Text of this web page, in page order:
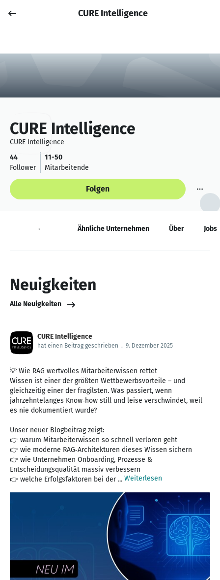
Anmelden
CURE Intelligence
CURE Intelligence
CURE Intelligence
44
Follower
11-50
Mitarbeitende
Folgen
Neuigkeiten Ähnliche Unternehmen Über Jobs
Neuigkeiten
Alle Neuigkeiten
CURE Intelligence
hat einen Beitrag geschrieben . 9. Dezember 2025
💡 Wie RAG wertvolles Mitarbeiterwissen rettet
Wissen ist einer der größten Wettbewerbsvorteile – und
gleichzeitig einer der fragilsten. Was passiert, wenn
jahrzehntelanges Know‑how still und leise verschwindet, weil
es nie dokumentiert wurde?
Unser neuer Blogbeitrag zeigt:
👉 warum Mitarbeiterwissen so schnell verloren geht
👉 wie moderne RAG‑Architekturen dieses Wissen sichern
👉 wie Unternehmen Onboarding, Prozesse &
Entscheidungsqualität massiv verbessern
👉 welche Erfolgsfaktoren bei der ... Weiterlesen